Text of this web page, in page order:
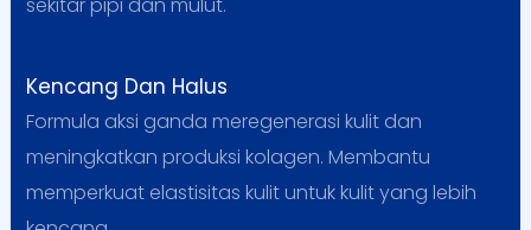
Kencang Dan Halus
Formula aksi ganda meregenerasi kulit dan
meningkatkan produksi kolagen. Membantu
memperkuat elastisitas kulit untuk kulit yang lebih